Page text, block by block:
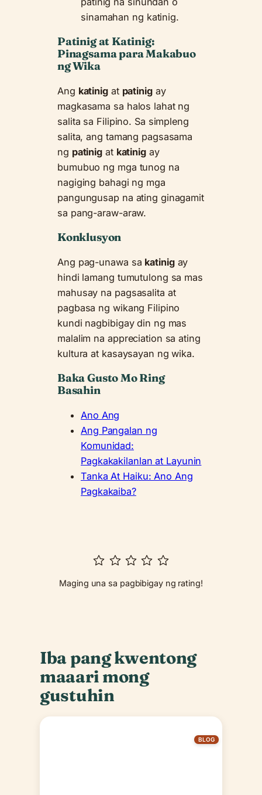
sinamahan ng katinig.
Patinig at Katinig:
Pinagsama para Makabuo
ng Wika
Ang katinigat patinigay
magkasama sa halos lahat ng
salita sa Filipino. Sa simpleng
salita, ang tamang pagsasama
ng patinig at katinigay
bumubuo ng mga tunog na
nagiging bahagi ng mga
pangungusap na ating ginagamit
sa pang-araw-araw.
Konklusyon
Ang pag-unawa sa katinigay
hindi lamang tumutulong sa mas
mahusay na pagsasalita at
pagbasa ng wikang Filipino
kundi nagbibigay din ng mas
malalim na appreciation sa ating
kultura at kasaysayan ng wika.
Baka Gusto Mo Ring
Basahin
Ano Ang
Ang Pangalan ng
Komunidad:
Pagkakakilanlan at Layunin
Tanka At Haiku: Ano Ang
Pagkakaiba?
Maging una sa pagbibigay ng rating!
Iba pang kwentong
maaari mong
gustuhin
BLOG